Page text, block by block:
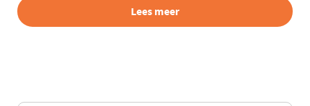
Lees meer